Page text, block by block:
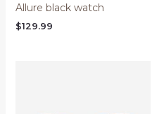
Allure black watch
$129.99